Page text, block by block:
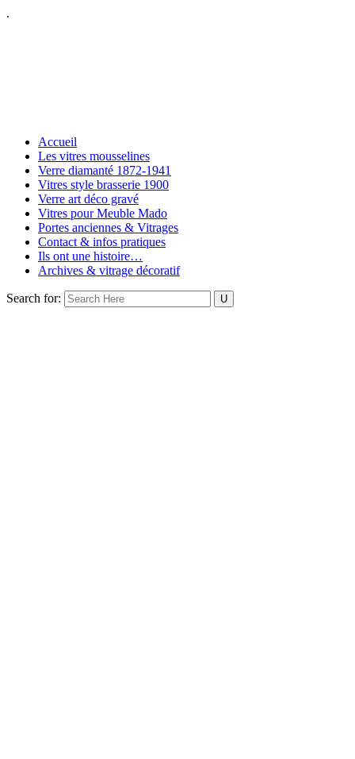
.
Accueil
Les vitres mousselines
Verre diamanté 1872-1941
Vitres style brasserie 1900
Verre art déco gravé
Vitres pour Meuble Mado
Portes anciennes & Vitrages
Contact & infos pratiques
Ils ont une histoire…
Archives & vitrage décoratif
Search for: